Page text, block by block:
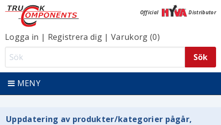
Official Distributor
Logga in | Registrera dig | Varukorg (0)
MENY
Uppdatering av produkter/kategorier pågår,